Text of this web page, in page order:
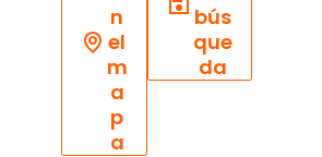
n
el
m
a
p
a
bús
que
da